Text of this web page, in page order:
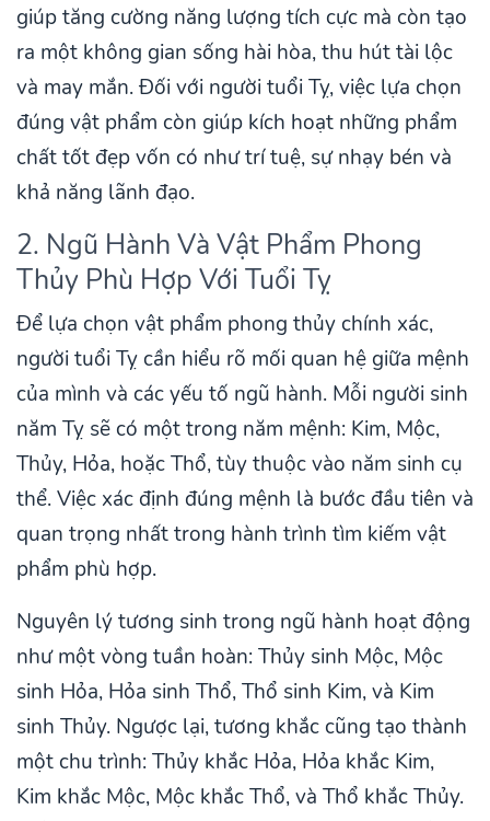
giúp tăng cường năng lượng tích cực mà còn tạo
ra một không gian sống hài hòa, thu hút tài lộc
và may mắn. Đối với người tuổi Tỵ, việc lựa chọn
đúng vật phẩm còn giúp kích hoạt những phẩm
chất tốt đẹp vốn có như trí tuệ, sự nhạy bén và
khả năng lãnh đạo.
2. Ngũ Hành Và Vật Phẩm Phong
Thủy Phù Hợp Với Tuổi Tỵ
Để lựa chọn vật phẩm phong thủy chính xác,
người tuổi Tỵ cần hiểu rõ mối quan hệ giữa mệnh
của mình và các yếu tố ngũ hành. Mỗi người sinh
năm Tỵ sẽ có một trong năm mệnh: Kim, Mộc,
Thủy, Hỏa, hoặc Thổ, tùy thuộc vào năm sinh cụ
thể. Việc xác định đúng mệnh là bước đầu tiên và
quan trọng nhất trong hành trình tìm kiếm vật
phẩm phù hợp.
Nguyên lý tương sinh trong ngũ hành hoạt động
như một vòng tuần hoàn: Thủy sinh Mộc, Mộc
sinh Hỏa, Hỏa sinh Thổ, Thổ sinh Kim, và Kim
sinh Thủy. Ngược lại, tương khắc cũng tạo thành
một chu trình: Thủy khắc Hỏa, Hỏa khắc Kim,
Kim khắc Mộc, Mộc khắc Thổ, và Thổ khắc Thủy.